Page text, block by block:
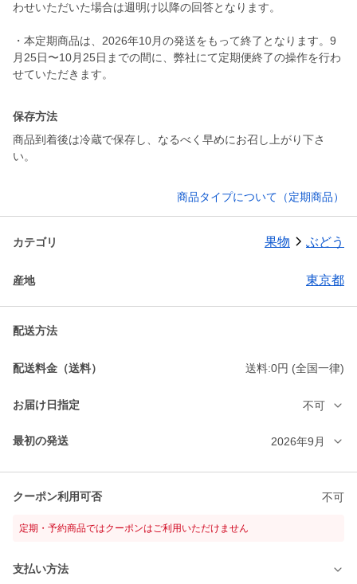
わせいただいた場合は週明け以降の回答となります。
・本定期商品は、2026年10月の発送をもって終了となります。9
月25日〜10月25日までの間に、弊社にて定期便終了の操作を行わ
保存方法
商品到着後は冷蔵で保存し、なるべく早めにお召し上がり下さ
い。
商品タイプについて（定期商品）
カテゴリ 果物 ぶどう
産地 東京都
配送方法
配送料金（送料） 送料:0円 (全国一律)
お届け日指定 不可
最初の発送 2026年9月
クーポン利用可否 不可
定期・予約商品ではクーポンはご利用いただけません
支払い方法